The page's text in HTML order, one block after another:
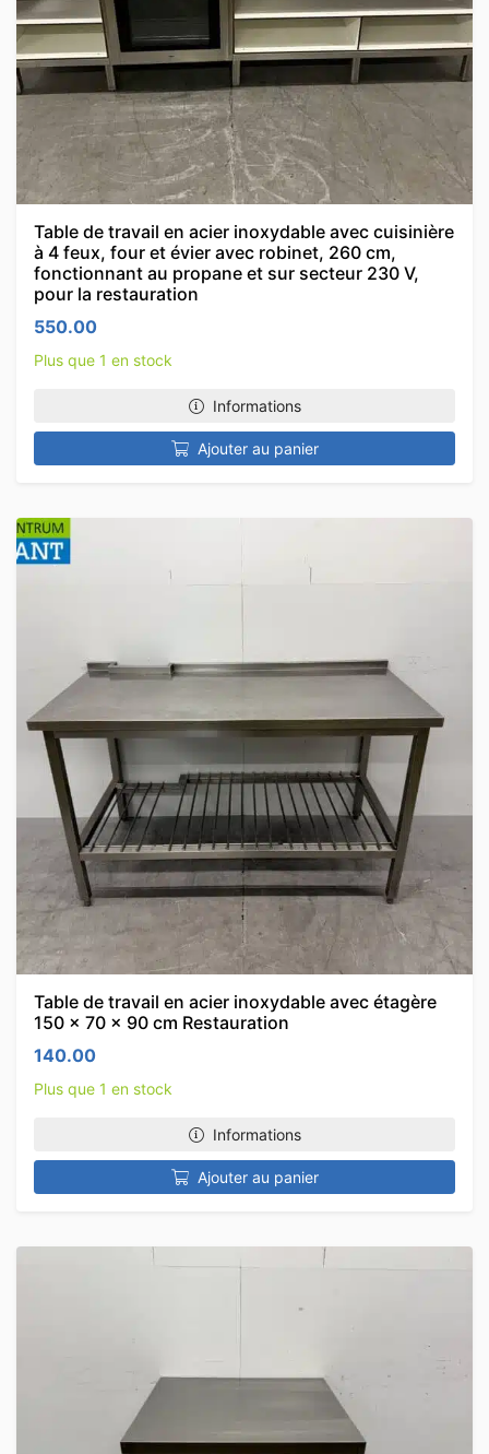
Table de travail en acier inoxydable avec cuisinière
à 4 feux, four et évier avec robinet, 260 cm,
fonctionnant au propane et sur secteur 230 V,
pour la restauration
550.00
Plus que 1 en stock
Informations
Ajouter au panier
Table de travail en acier inoxydable avec étagère
150 x 70 x 90 cm Restauration
140.00
Plus que 1 en stock
Informations
Ajouter au panier